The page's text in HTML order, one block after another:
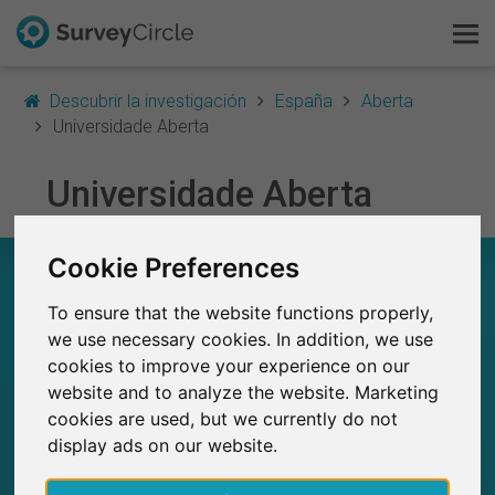
Cookie Preferences
To ensure that the website functions properly,
we use necessary cookies. In addition, we use
cookies to improve your experience on our
website and to analyze the website. Marketing
cookies are used, but we currently do not
display ads on our website.
Descubrir la investigación España
Aberta
Universidade Aberta
Universidade Aberta
UNIVERSIDADE ABERTA – EN RESUMEN
0
Número total de estudios publicados en
SurveyCircle
0
Estudios actuales en SurveyCircle
Explorar la investigación
FAQ
Regístrate gratis
Iniciar sesión